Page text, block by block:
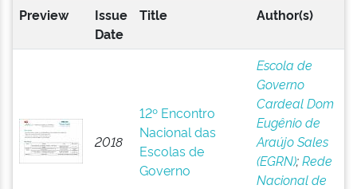
Preview
Issue
Date
Title Author(s)
2018
12º Encontro
Nacional das
Escolas de
Governo
Escola de
Governo
Cardeal Dom
Eugênio de
Araújo Sales
(EGRN);Rede
Nacional de